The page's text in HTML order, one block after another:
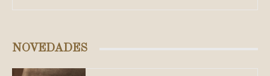
NOVEDADES